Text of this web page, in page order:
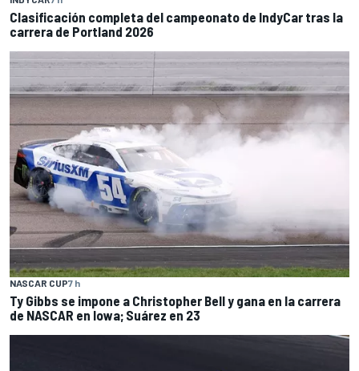
Clasificación completa del campeonato de IndyCar tras la
carrera de Portland 2026
NASCAR CUP7 h
Ty Gibbs se impone a Christopher Bell y gana en la carrera
de NASCAR en Iowa; Suárez en 23